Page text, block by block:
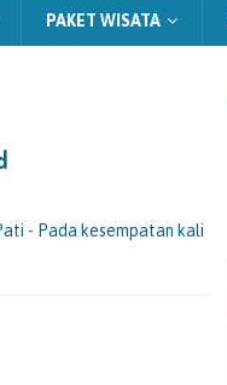
PAKET WISATA
- Pada kesempatan kali